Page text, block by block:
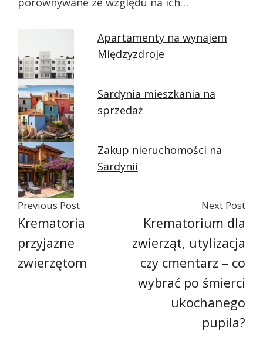
Apartamenty na wynajem
Międzyzdroje
Sardynia mieszkania na
sprzedaż
Zakup nieruchomości na
Sardynii
Previous Post
Krematoria
przyjazne
zwierzętom
Next Post
Krematorium dla
zwierząt, utylizacja
czy cmentarz – co
wybrać po śmierci
ukochanego
pupila?